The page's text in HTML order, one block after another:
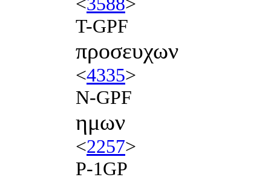
T-GPF
προσευχων
<4335>
N-GPF
ημων
<2257>
P-1GP